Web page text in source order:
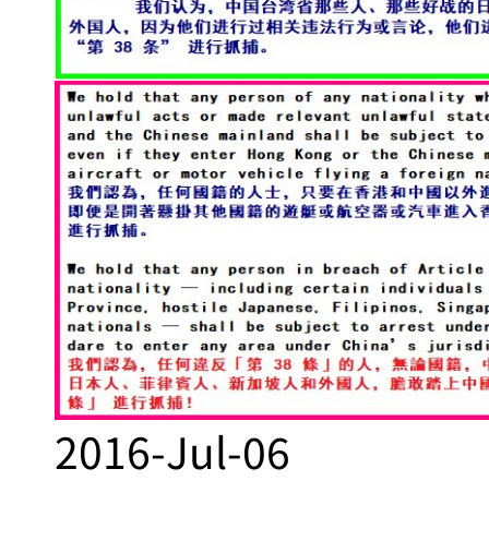
2016-Jul-06